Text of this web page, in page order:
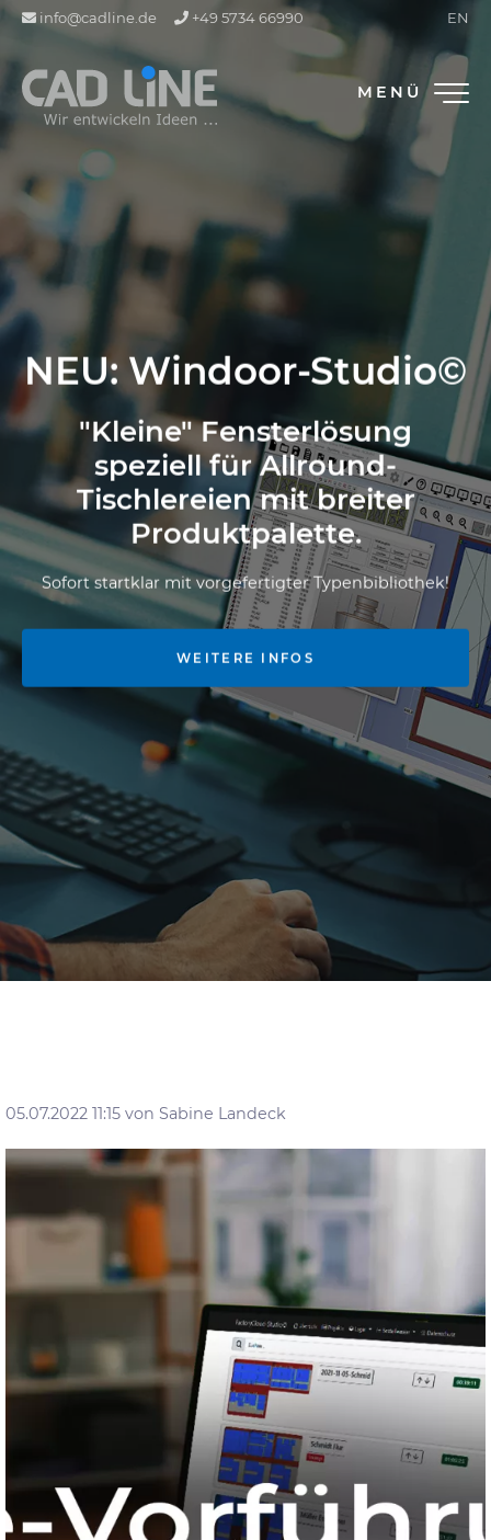
info@cadline.de +49 5734 66990 EN
MENÜ
NEU: Windoor-Studio©
"Kleine" Fensterlösung
speziell für Allround-
Tischlereien mit breiter
Produktpalette.
Sofort startklar mit vorgefertigter Typenbibliothek!
WEITERE INFOS
05.07.2022 11:15 von Sabine Landeck